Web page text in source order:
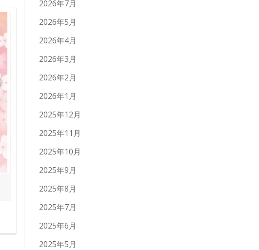
2026年7月
2026年5月
2026年4月
2026年3月
2026年2月
2026年1月
2025年12月
2025年11月
2025年10月
2025年9月
2025年8月
2025年7月
2025年6月
2025年5月